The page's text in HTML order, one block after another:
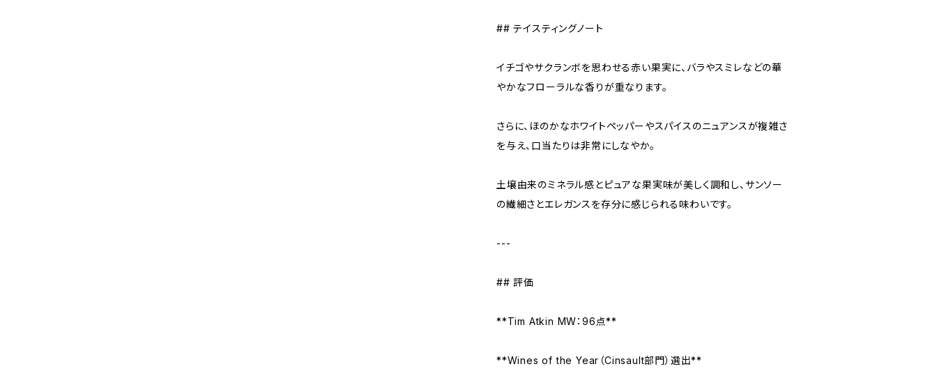
## テイスティングノート
イチゴやサクランボを思わせる赤い果実に、バラやスミレなどの華
やかなフローラルな香りが重なります。
さらに、ほのかなホワイトペッパーやスパイスのニュアンスが複雑さ
を与え、口当たりは非常にしなやか。
土壌由来のミネラル感とピュアな果実味が美しく調和し、サンソー
の繊細さとエレガンスを存分に感じられる味わいです。
---
## 評価
**Tim Atkin MW：96点**
**Wines of the Year（Cinsault部門）選出**